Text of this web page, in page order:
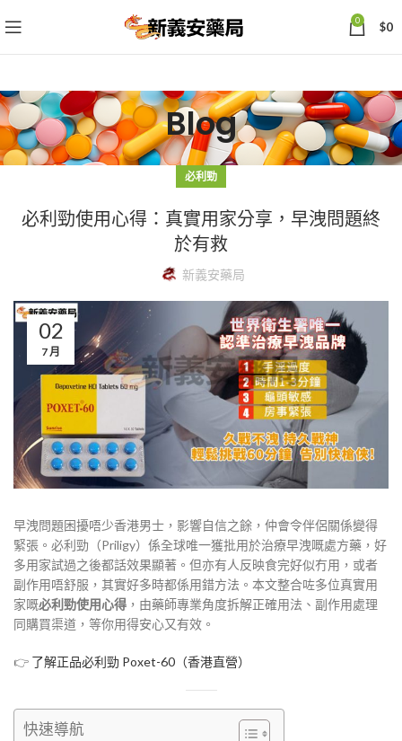
0 $0
Blog
必利勁
必利勁使用心得：真實用家分享，早洩問題終
於有救
新義安藥局
02
7 月
早洩問題困擾唔少香港男士，影響自信之餘，仲會令伴侶關係變得
緊張。必利勁（Priligy）係全球唯一獲批用於治療早洩嘅處方藥，好
多用家試過之後都話效果顯著 。但亦有人反映食完好似冇用，或者
副作用唔舒服，其實好多時都係用錯方法。本文整合咗多位真實用
家嘅必利勁使用心得 ，由藥師專業角度拆解正確用法、副作用處理
同購買渠道，等你用得安心又有效。
👉 了解正品必利勁 Poxet-60（香港直營）
快速導航